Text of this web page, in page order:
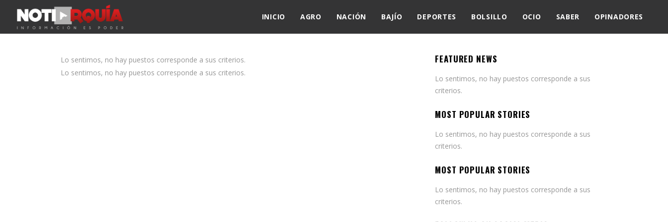
INICIO AGRO NACIÓN BAJÍO DEPORTES BOLSILLO OCIO SABER OPINADORES
Lo sentimos, no hay puestos corresponde a sus criterios.
Lo sentimos, no hay puestos corresponde a sus criterios.
FEATURED NEWS
Lo sentimos, no hay puestos corresponde a sus
criterios.
MOST POPULAR STORIES
Lo sentimos, no hay puestos corresponde a sus
criterios.
MOST POPULAR STORIES
Lo sentimos, no hay puestos corresponde a sus
criterios.